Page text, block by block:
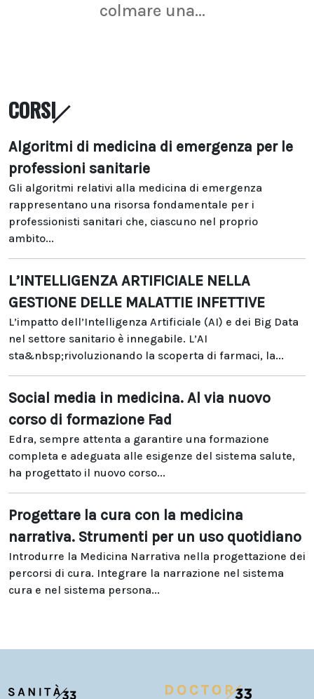
colmare una...
CORSI
Algoritmi di medicina di emergenza per le
professioni sanitarie
Gli algoritmi relativi alla medicina di emergenza
rappresentano una risorsa fondamentale per i
professionisti sanitari che, ciascuno nel proprio
ambito...
L’INTELLIGENZA ARTIFICIALE NELLA
GESTIONE DELLE MALATTIE INFETTIVE
L’impatto dell’Intelligenza Artificiale (AI) e dei Big Data
nel settore sanitario è innegabile. L’AI
sta&nbsp;rivoluzionando la scoperta di farmaci, la...
Social media in medicina. Al via nuovo
corso di formazione Fad
Edra, sempre attenta a garantire una formazione
completa e adeguata alle esigenze del sistema salute,
ha progettato il nuovo corso...
Progettare la cura con la medicina
narrativa. Strumenti per un uso quotidiano
Introdurre la Medicina Narrativa nella progettazione dei
percorsi di cura. Integrare la narrazione nel sistema
cura e nel sistema persona...